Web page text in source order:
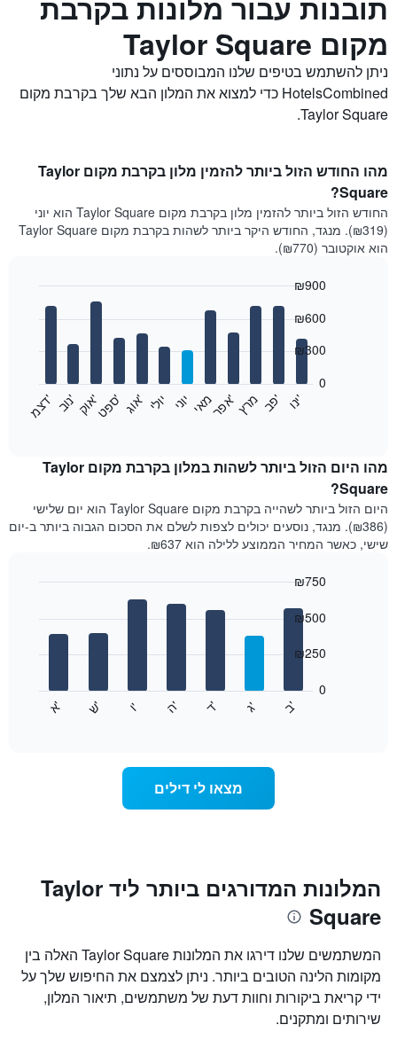
מקום Taylor Square
ניתן להשתמש בטיפים שלנו המבוססים על נתוני
HotelsCombined כדי למצוא את המלון הבא שלך בקרבת מקום
Taylor Square.
מהו החודש הזול ביותר להזמין מלון בקרבת מקום Taylor
Square?
החודש הזול ביותר להזמין מלון בקרבת מקום Taylor Square הוא יוני
(₪319). מנגד, החודש היקר ביותר לשהות בקרבת מקום Taylor Square
הוא אוקטובר (₪770).
מחיר
הממוצע
של
חדר
בכל
חודש
המציגים
התרשים
י
נ
ו
' פ
ב​​​​​​​
' מרץא
פ
ר
' מאי יוני יולי א
ו
ג
' ס
פ
ט
' א
ו
ק
' נ
ו
ב
' ד
צ
מ
'
0
₪300
₪600
₪900
מהו היום הזול ביותר לשהות במלון בקרבת מקום Taylor
Square?
היום הזול ביותר לשהייה בקרבת מקום Taylor Square הוא יום שלישי
(₪386). מנגד, נוסעים יכולים לצפות לשלם את הסכום הגבוה ביותר ב-יום
שישי, כאשר המחיר הממוצע ללילה הוא ₪637.
התרשים
התרשים
כולל
1
ציר
המציגים
את
ימי
השבוע.
התרשים
ב
' ג
' ד
' ה
' ו
' ש
' א
'
0
₪250
₪500
₪750
מצאו לי דילים
המלונות המדורגים ביותר ליד Taylor
Square
המשתמשים שלנו דירגו את המלונות Taylor Square האלה בין
מקומות הלינה הטובים ביותר. ניתן לצמצם את החיפוש שלך על
ידי קריאת ביקורות וחוות דעת של משתמשים, תיאור המלון,
שירותים ומתקנים.